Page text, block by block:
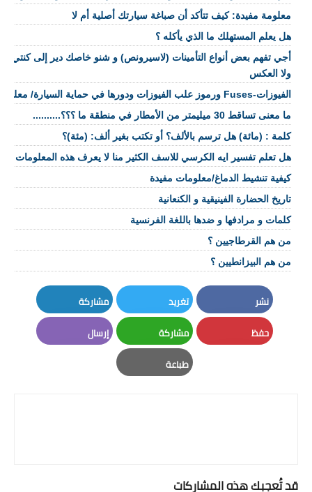
معلومة مفيدة: كيف تتأكد أن صباغة سيارتك أصلية أم لا
هل يعلم المستهلك ما الذي يأكله ؟
أجي تفهم بعض أنواع التأمينات (لاسيرونص) و شنو خاصك دير إلى
ولا العكس
الفيوزات-Fuses ورموز علب الفيوزات ودورها في حماية السيارة/ معلومات مفيدة
ما معنى تساقط 30 ميليمتر من الأمطار في منطقة ما ؟؟؟..........
كلمة : (مائة) هل ترسم بالألف؟ أو تكتب بغير ألف: (مئة)؟
هل تعلم تفسير ايه الكرسي للاسف الكثير منا لا يعرف هذه المعلومات
كيفية تنشيط الدماغ/معلومات مفيدة
تاريخ الحضارة الفينيقية و الكنعانية
كلمات و مرادفها و ضدها باللغة الفرنسية
من هم القرطاجيين ؟
من هم البيزانطيين ؟
نشر
Facebook
تغريد
Twitter
مشاركة
LinkedIn
حفظ مشاركة
Whatsapp
إرسال
طباعة
قد تُعجبك هذه المشاركات